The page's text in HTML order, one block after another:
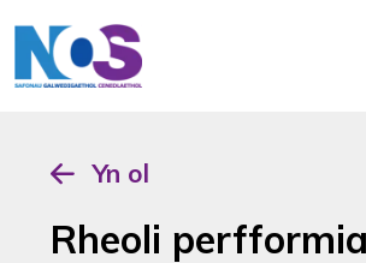
Yn ol
Rheoli